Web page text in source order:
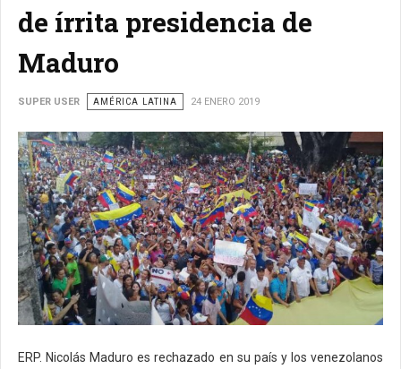
de írrita presidencia de
Maduro
SUPER USER AMÉRICA LATINA 24 ENERO 2019
ERP. Nicolás Maduro es rechazado en su país y los venezolanos